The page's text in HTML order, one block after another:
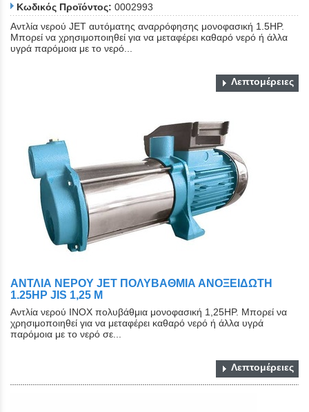
Κωδικός Προϊόντος: 0002993
Αντλία νερού JET αυτόματης αναρρόφησης μονοφασική 1.5HP.
Μπορεί να χρησιμοποιηθεί για να μεταφέρει καθαρό νερό ή άλλα
υγρά παρόμοια με το νερό...
Λεπτομέρειες
ΑΝΤΛΙΑ ΝΕΡΟΥ JET ΠΟΛΥΒΑΘΜΙΑ ΑΝΟΞΕΙΔΩΤΗ
1.25HP JIS 1,25 Μ
Αντλία νερού ΙΝΟΧ πολυβάθμια μονοφασική 1,25HP. Μπορεί να
χρησιμοποιηθεί για να μεταφέρει καθαρό νερό ή άλλα υγρά
παρόμοια με το νερό σε...
Λεπτομέρειες